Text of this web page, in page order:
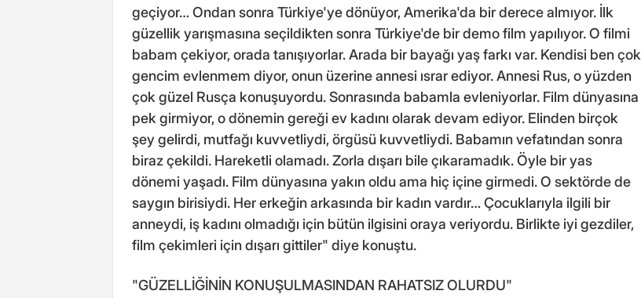
geçiyor… Ondan sonra Türkiye'ye dönüyor, Amerika'da bir derece almıyor. İlk
güzellik yarışmasına seçildikten sonra Türkiye'de bir demo film yapılıyor. O filmi
babam çekiyor, orada tanışıyorlar. Arada bir bayağı yaş farkı var. Kendisi ben çok
gencim evlenmem diyor, onun üzerine annesi ısrar ediyor. Annesi Rus, o yüzden
çok güzel Rusça konuşuyordu. Sonrasında babamla evleniyorlar. Film dünyasına
pek girmiyor, o dönemin gereği ev kadını olarak devam ediyor. Elinden birçok
şey gelirdi, mutfağı kuvvetliydi, örgüsü kuvvetliydi. Babamın vefatından sonra
biraz çekildi. Hareketli olamadı. Zorla dışarı bile çıkaramadık. Öyle bir yas
dönemi yaşadı. Film dünyasına yakın oldu ama hiç içine girmedi. O sektörde de
saygın birisiydi. Her erkeğin arkasında bir kadın vardır… Çocuklarıyla ilgili bir
anneydi, iş kadını olmadığı için bütün ilgisini oraya veriyordu. Birlikte iyi gezdiler,
film çekimleri için dışarı gittiler" diye konuştu.
"GÜZELLİĞİNİN KONUŞULMASINDAN RAHATSIZ OLURDU"